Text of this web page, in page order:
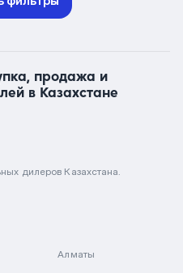
продажа и
в Казахстане
дилеров Казахстана.
Алматы